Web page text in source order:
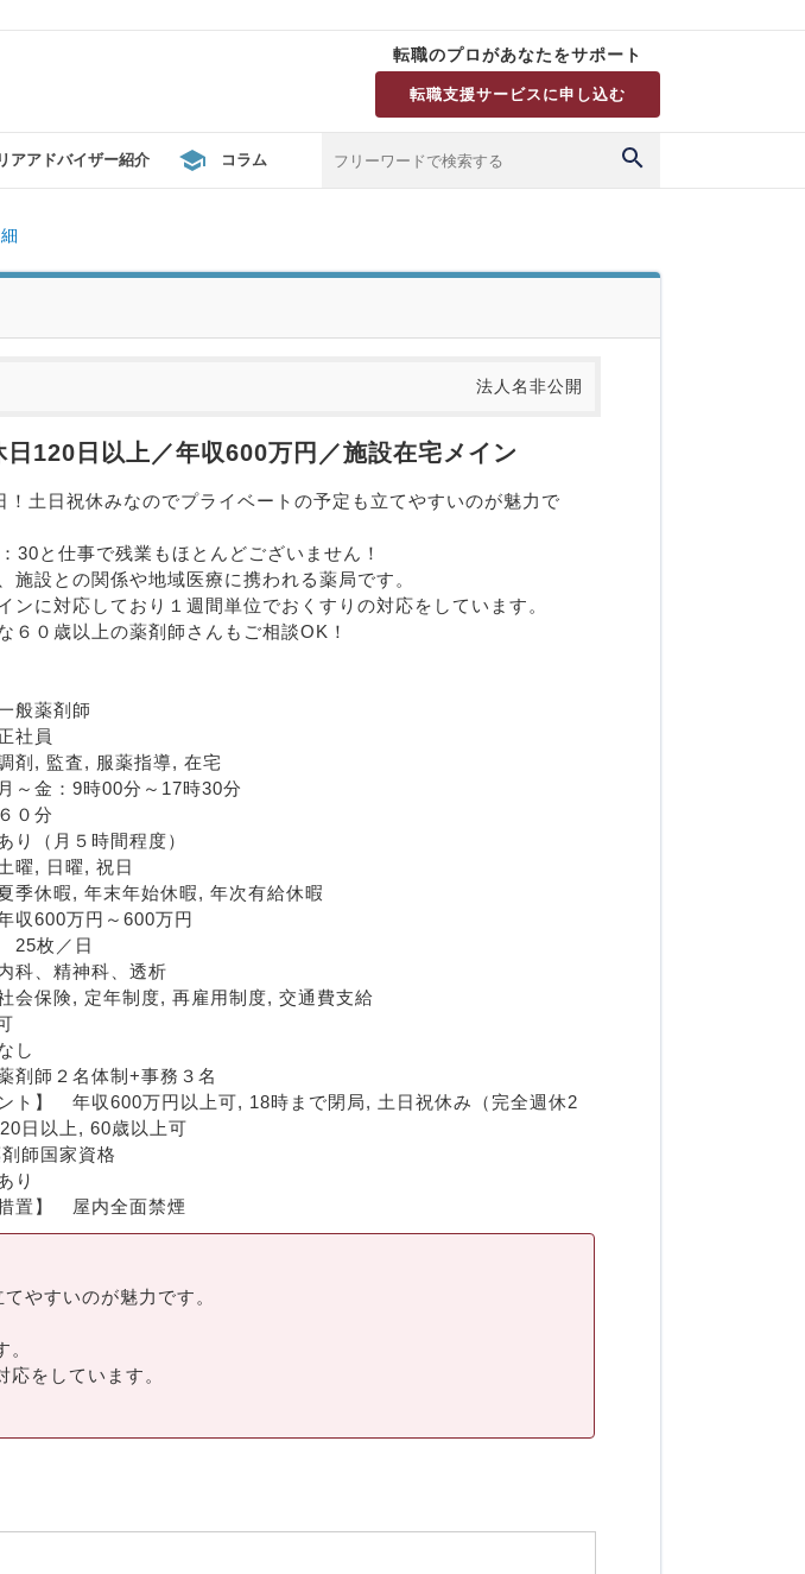
転職のプロがあなたをサポート
転職支援サービスに申し込む
アアドバイザー紹介 コラム
法人名非公開
120日以上／年収600万円／施設在宅メイン
！土日祝休みなのでプライベートの予定も立てやすいのが魅力で
30と仕事で残業もほとんどございません！
施設との関係や地域医療に携われる薬局です。
ンに対応しており１週間単位でおくすりの対応をしています。
６０歳以上の薬剤師さんもご相談OK！
般薬剤師
社員
剤, 監査, 服薬指導, 在宅
～金：9時00分～17時30分
０分
り（月５時間程度）
曜, 日曜, 祝日
季休暇, 年末年始休暇, 年次有給休暇
収600万円～600万円
25枚／日
科、精神科、透析
会保険, 定年制度, 再雇用制度, 交通費支給
し
剤師２名体制+事務３名
ト】　年収600万円以上可, 18時まで閉局, 土日祝休み（完全週休2
日以上, 60歳以上可
師国家資格
り
置】　屋内全面禁煙
やすいのが魅力です。
をしています。